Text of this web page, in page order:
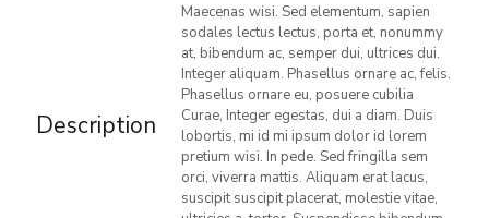
Description
Maecenas wisi. Sed elementum, sapien
sodales lectus lectus, porta et, nonummy
at, bibendum ac, semper dui, ultrices dui.
Integer aliquam. Phasellus ornare ac, felis.
Phasellus ornare eu, posuere cubilia
Curae, Integer egestas, dui a diam. Duis
lobortis, mi id mi ipsum dolor id lorem
pretium wisi. In pede. Sed fringilla sem
orci, viverra mattis. Aliquam erat lacus,
suscipit suscipit placerat, molestie vitae,